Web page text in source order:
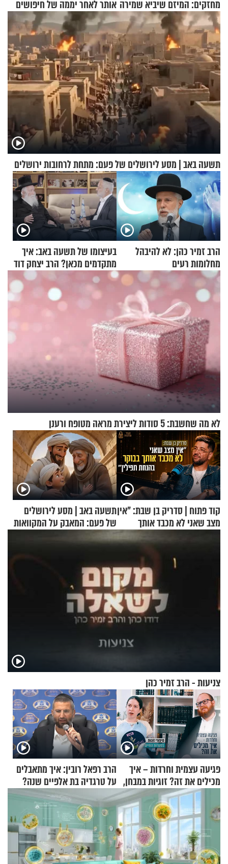
מחזקים: המיזם שיביא שמירה
רוחנית לאלפי חיילי צה"ל
אותר לאחר יממה של חיפושים
תשעה באב | מסע לירושלים של פעם: מתחת לרחובות ירושלים
הרב זמיר כהן: לא להיבהל
מחלומות רעים
בעיצומו של תשעה באב: איך
מתקדמים מכאן? הרב יצחק דוד
גרוסמן בשיחה מיוחדת
לא מה שחשבת: 5 סודות ליצירת מראה מטופח ורענן
קוד פתוח | סדריק בן שבת: "אין
מצב שאני לא מכבד אותך
תשעה באב | מסע לירושלים
של פעם: המאבק על המקוואות
צניעות - הרב זמיר כהן
פגיעה עצמית וחרדות – איך
מכילים את זה? זוגיות במבחן,
הפעם עם יהודית ואלתר כהן
הרב רפאל רובין: איך מתאבלים
על טרגדיה בת אלפיים שנה?